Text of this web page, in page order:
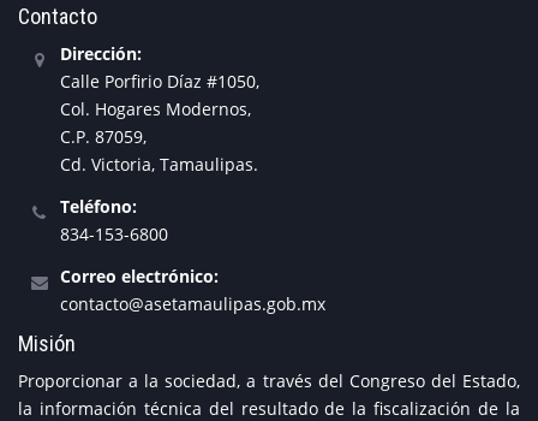
Contacto
Dirección:
Calle Porfirio Díaz #1050,
Col. Hogares Modernos,
C.P. 87059,
Cd. Victoria, Tamaulipas.
Teléfono:
834-153-6800
Correo electrónico:
contacto@asetamaulipas.gob.mx
Misión
Proporcionar a la sociedad, a través del Congreso del Estado,
la información técnica del resultado de la fiscalización de la